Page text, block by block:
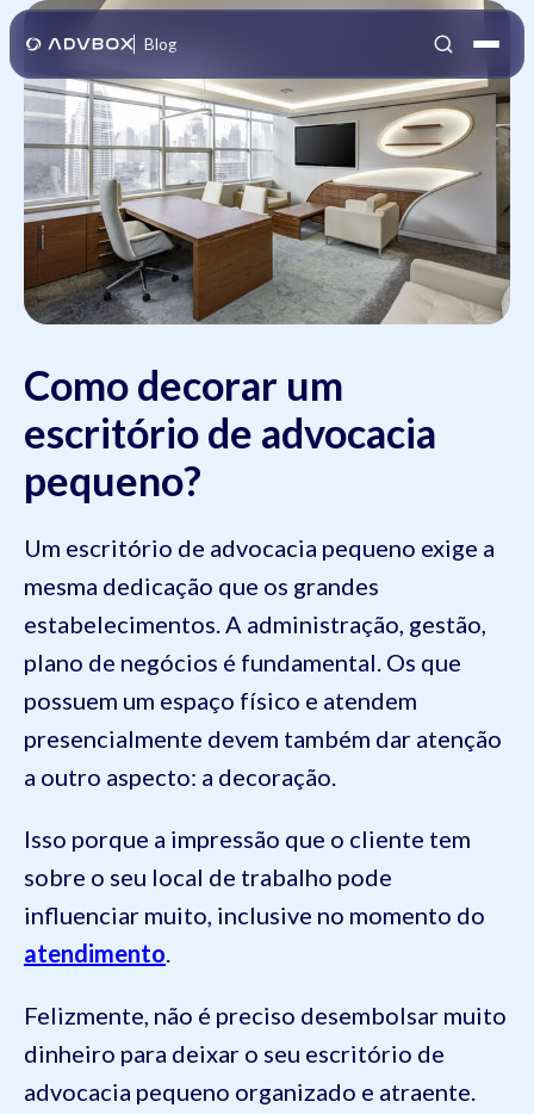
Blog
Como decorar um
escritório de advocacia
pequeno?
Um escritório de advocacia pequeno exige a
mesma dedicação que os grandes
estabelecimentos. A administração, gestão,
plano de negócios é fundamental. Os que
possuem um espaço físico e atendem
presencialmente devem também dar atenção
a outro aspecto: a decoração.
Isso porque a impressão que o cliente tem
sobre o seu local de trabalho pode
influenciar muito, inclusive no momento do
atendimento.
Felizmente, não é preciso desembolsar muito
dinheiro para deixar o seu escritório de
advocacia pequeno organizado e atraente.